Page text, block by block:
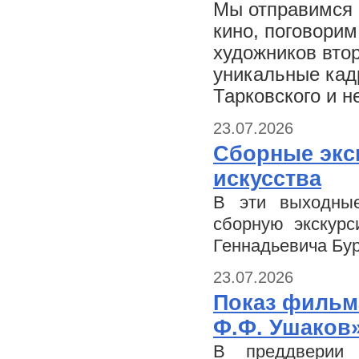
Мы отправимся
кино,
художников
уникальные
Тарковского и
23.07.2026
Сборные
искусства
В эти
сборную
Геннадьевича
23.07.2026
Показ
Ф.Ф.
В преддверии